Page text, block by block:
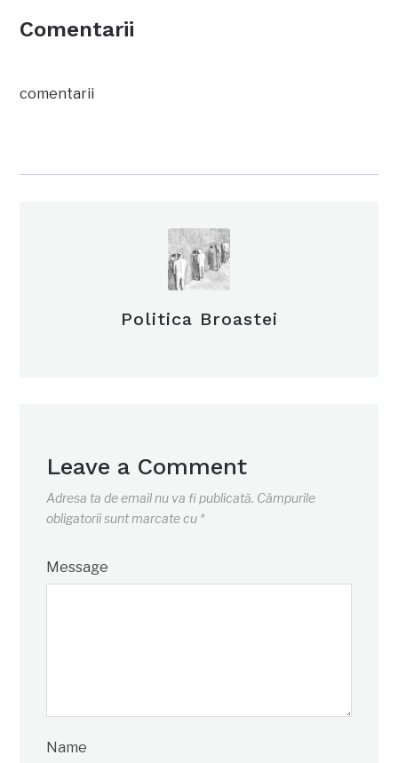
Comentarii
comentarii
Politica Broastei
Leave a Comment
Adresa ta de email nu va fi publicată. Câmpurile
obligatorii sunt marcate cu *
Message
Name